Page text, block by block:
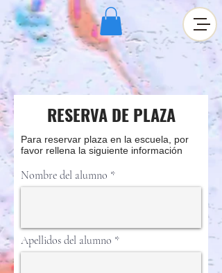
RESERVA DE PLAZA
Para reservar plaza en la escuela, por
favor rellena la siguiente información
Nombre del alumno
Apellidos del alumno